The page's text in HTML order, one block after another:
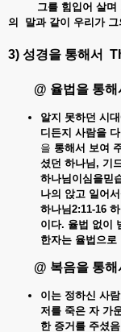
그를 힘입어 살며
의 말과 같이 우리가 그
3) 성경을 통해서
@ 율법을 통해
알지 못하던 시
디든지 사람을 다
을 통해서 보여
셨던 하나님, 기
하나님이심을믿
나의 앉고 일어
하나님 2:11-16
이다. 율법 없이
한자는 율법으로
@ 복음을 통해
이는 정하신 사
저를 죽은 자 가
한 증거를 주셨